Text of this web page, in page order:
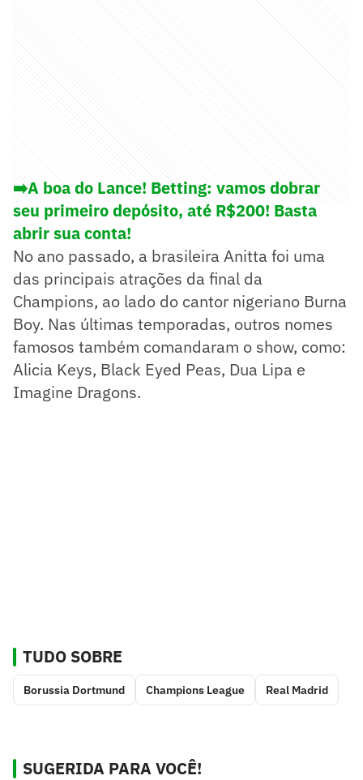
➡️A boa do Lance! Betting: vamos dobrar
seu primeiro depósito, até R$200! Basta
abrir sua conta!
No ano passado, a brasileira Anitta foi uma
das principais atrações da final da
Champions, ao lado do cantor nigeriano Burna
Boy. Nas últimas temporadas, outros nomes
famosos também comandaram o show, como:
Alicia Keys, Black Eyed Peas, Dua Lipa e
Imagine Dragons.
TUDO SOBRE
Borussia Dortmund Champions League Real Madrid
SUGERIDA PARA VOCÊ!